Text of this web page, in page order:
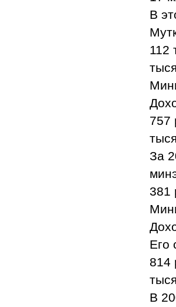
В
112
757
За
381
Его
814
В